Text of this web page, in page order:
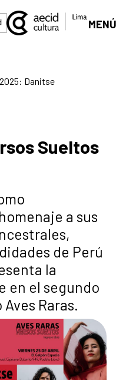
MENÚ
Danitse
Sueltos
a sus
de Perú
la
en el segundo
Raras.